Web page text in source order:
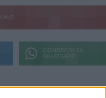
CONDIVIDI SU
WHATSAPP